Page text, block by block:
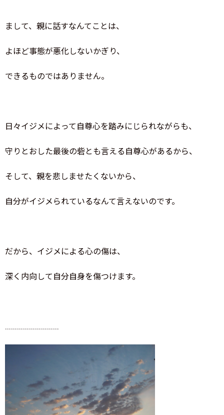
まして、親に話すなんてことは、
よほど事態が悪化しないかぎり、
できるものではありません。
日々イジメによって自尊心を踏みにじられながらも、
守りとおした最後の砦とも言える自尊心があるから、
そして、親を悲しませたくないから、
自分がイジメられているなんて言えないのです。
だから、イジメによる心の傷は、
深く内向して自分自身を傷つけます。
………………………